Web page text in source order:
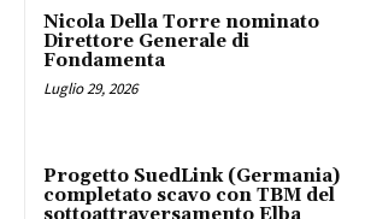
Nicola Della Torre nominato
Direttore Generale di
Fondamenta
Luglio 29, 2026
Progetto SuedLink (Germania)
completato scavo con TBM del